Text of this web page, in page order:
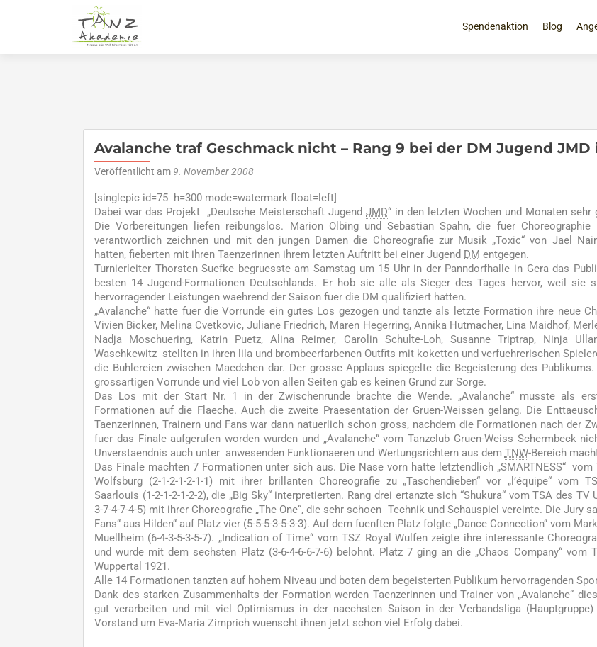
Inhalt
Spendenaktion Blog
Avalanche traf Geschmack nicht – Rang 9 bei der DM Jugend JMD
Veröffentlicht am 9. November 2008
[singlepic id=75 h=300 mode=watermark float=left]
Dabei war das Projekt „Deutsche Meisterschaft Jugend JMD“ in den letzten Wochen und Monaten sehr
Die Vorbereitungen liefen reibungslos. Marion Olbing und Sebastian Spahn, die fuer Choreographie
verantwortlich zeichnen und mit den jungen Damen die Choreografie zur Musik „Toxic“ von Jael
hatten, fieberten mit ihren Taenzerinnen ihrem letzten Auftritt bei einer Jugend DM entgegen.
Turnierleiter Thorsten Suefke begruesste am Samstag um 15 Uhr in der Panndorfhalle in Gera das
besten 14 Jugend-Formationen Deutschlands. Er hob sie alle als Sieger des Tages hervor, weil sie
hervorragender Leistungen waehrend der Saison fuer die DM qualifiziert hatten.
„Avalanche“ hatte fuer die Vorrunde ein gutes Los gezogen und tanzte als letzte Formation ihre neue
Vivien Bicker, Melina Cvetkovic, Juliane Friedrich, Maren Hegerring, Annika Hutmacher, Lina Maidhof,
Nadja Moschuering, Katrin Puetz, Alina Reimer, Carolin Schulte-Loh, Susanne Triptrap, Ninja
Waschkewitz stellten in ihren lila und brombeerfarbenen Outfits mit koketten und verfuehrerischen
die Buhlereien zwischen Maedchen dar. Der grosse Applaus spiegelte die Begeisterung des
grossartigen Vorrunde und viel Lob von allen Seiten gab es keinen Grund zur Sorge.
Das Los mit der Start Nr. 1 in der Zwischenrunde brachte die Wende. „Avalanche“ musste als
Formationen auf die Flaeche. Auch die zweite Praesentation der Gruen-Weissen gelang. Die
Taenzerinnen, Trainern und Fans war dann natuerlich schon gross, nachdem die Formationen nach der
fuer das Finale aufgerufen worden wurden und „Avalanche“ vom Tanzclub Gruen-Weiss Schermbeck
Unverstaendnis auch unter anwesenden Funktionaeren und Wertungsrichtern aus dem TNW-Bereich
Das Finale machten 7 Formationen unter sich aus. Die Nase vorn hatte letztendlich „SMARTNESS“ vom
Wolfsburg (2-1-2-1-2-1-1) mit ihrer brillanten Choreografie zu „Taschendieben“ vor „l’équipe“ vom
Saarlouis (1-2-1-2-1-2-2), die „Big Sky“ interpretierten. Rang drei ertanzte sich “Shukura“ vom TSA des TV
3-7-4-7-4-5) mit ihrer Choreografie „The One“, die sehr schoen Technik und Schauspiel vereinte. Die Jury
Fans“ aus Hilden“ auf Platz vier (5-5-5-3-5-3-3). Auf dem fuenften Platz folgte „Dance Connection“ vom
Muellheim (6-4-3-5-3-5-7). „Indication of Time“ vom TSZ Royal Wulfen zeigte ihre interessante
und wurde mit dem sechsten Platz (3-6-4-6-6-7-6) belohnt. Platz 7 ging an die „Chaos Company“ vom
Wuppertal 1921.
Alle 14 Formationen tanzten auf hohem Niveau und boten dem begeisterten Publikum hervorragenden
Dank des starken Zusammenhalts der Formation werden Taenzerinnen und Trainer von „Avalanche“
gut verarbeiten und mit viel Optimismus in der naechsten Saison in der Verbandsliga
Vorstand um Eva-Maria Zimprich wuenscht ihnen jetzt schon viel Erfolg dabei.